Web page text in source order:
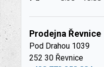
Prodejna Řevnice
Pod Drahou 1039
252 30 Řevnice